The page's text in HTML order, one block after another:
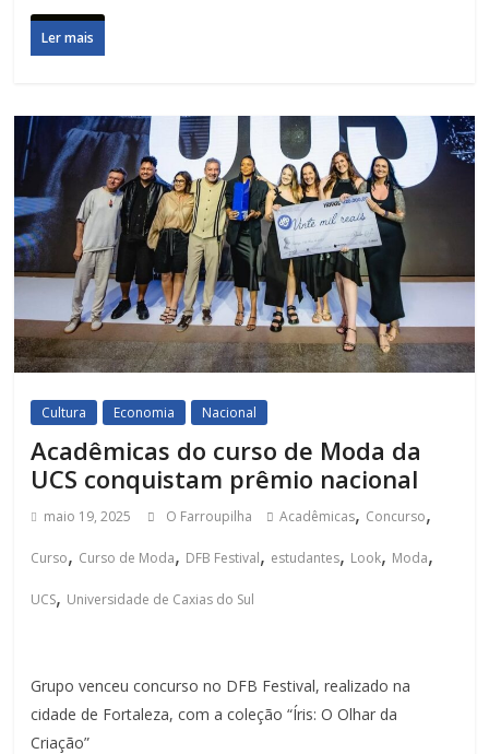
Ler mais
Cultura Economia Nacional
Acadêmicas do curso de Moda da
UCS conquistam prêmio nacional
maio 19, 2025 O Farroupilha Acadêmicas, Concurso,
Curso, Curso de Moda, DFB Festival, estudantes, Look, Moda,
UCS, Universidade de Caxias do Sul
Grupo venceu concurso no DFB Festival, realizado na
cidade de Fortaleza, com a coleção “Íris: O Olhar da
Criação”